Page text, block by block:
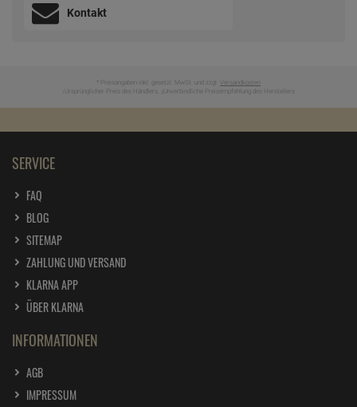
Kontakt
* Preisangaben inkl. gesetzl. MwSt. und zzgl. Versandkosten
Ursprünglicher Preis des Händlers, Unverbindliche Preisempfehlung des Herstellers
SERVICE
FAQ
BLOG
SITEMAP
ZAHLUNG UND VERSAND
KLARNA APP
ÜBER KLARNA
INFORMATIONEN
AGB
IMPRESSUM